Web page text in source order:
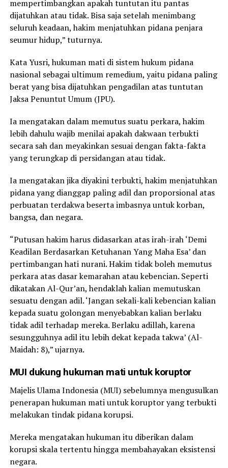
mempertimbangkan apakah tuntutan itu pantas
dijatuhkan atau tidak. Bisa saja setelah menimbang
seluruh keadaan, hakim menjatuhkan pidana penjara
seumur hidup,” tuturnya.
Kata Yusri, hukuman mati di sistem hukum pidana
nasional sebagai ultimum remedium, yaitu pidana paling
berat yang bisa dijatuhkan pengadilan atas tuntutan
Jaksa Penuntut Umum (JPU).
Ia mengatakan dalam memutus suatu perkara, hakim
lebih dahulu wajib menilai apakah dakwaan terbukti
secara sah dan meyakinkan sesuai dengan fakta-fakta
yang terungkap di persidangan atau tidak.
Ia mengatakan jika diyakini terbukti, hakim menjatuhkan
pidana yang dianggap paling adil dan proporsional atas
perbuatan terdakwa beserta imbasnya untuk korban,
bangsa, dan negara.
“Putusan hakim harus didasarkan atas irah-irah ‘Demi
Keadilan Berdasarkan Ketuhanan Yang Maha Esa’ dan
pertimbangan hati nurani. Hakim tidak boleh memutus
perkara atas dasar kemarahan atau kebencian. Seperti
dikatakan Al-Qur’an, hendaklah kalian memutuskan
sesuatu dengan adil. ‘Jangan sekali-kali kebencian kalian
kepada suatu golongan menyebabkan kalian berlaku
tidak adil terhadap mereka. Berlaku adillah, karena
sesungguhnya adil itu lebih dekat kepada takwa’ (Al-
Maidah: 8),” ujarnya.
MUI dukung hukuman mati untuk koruptor
Majelis Ulama Indonesia (MUI) sebelumnya mengusulkan
penerapan hukuman mati untuk koruptor yang terbukti
melakukan tindak pidana korupsi.
Mereka mengatakan hukuman itu diberikan dalam
korupsi skala tertentu hingga membahayakan eksistensi
negara.